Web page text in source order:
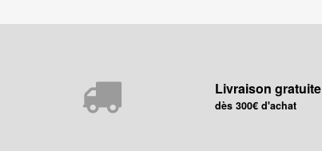
Livraison gratuite
dès 300€ d'achat